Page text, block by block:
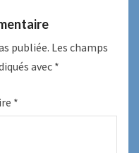
publiée. Les champs
avec *
*